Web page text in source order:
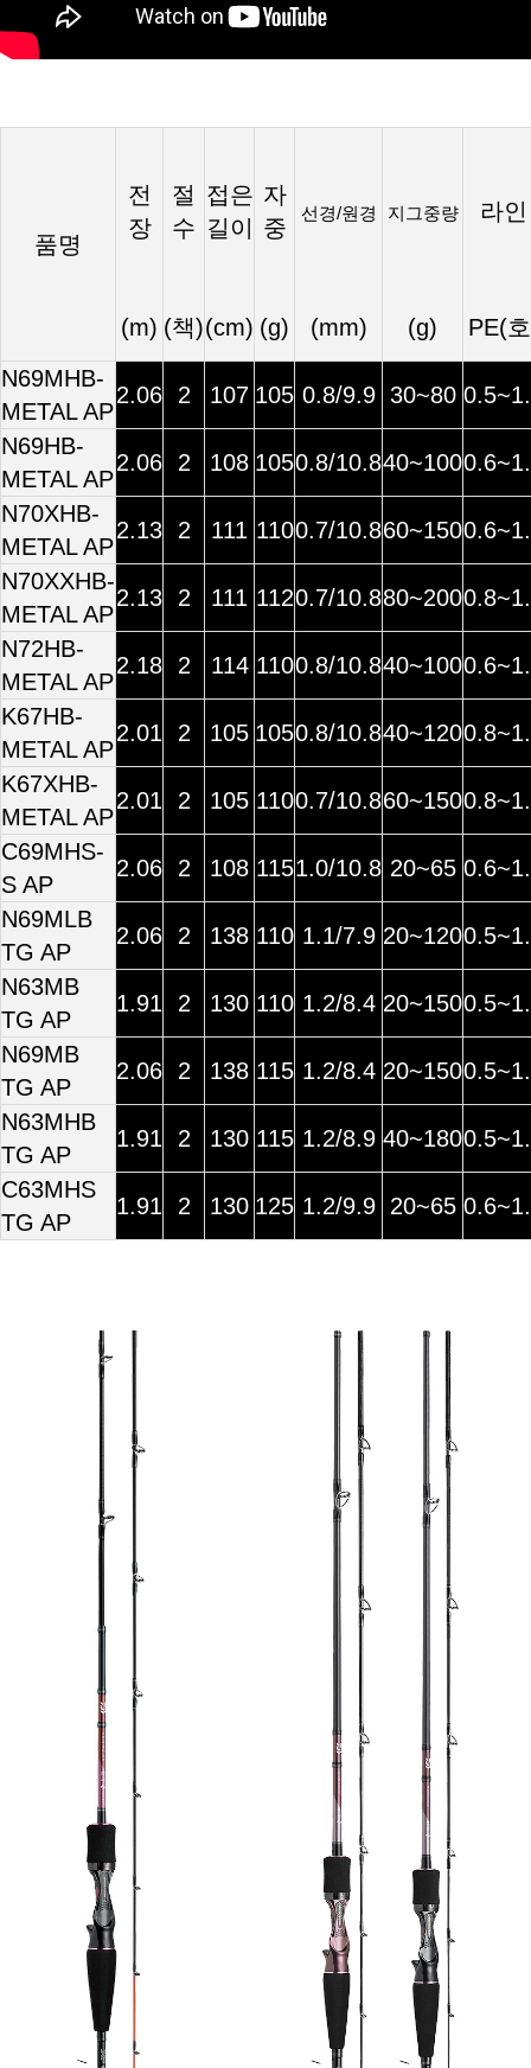
품명
전
장
절
수
접은
길이
자
중
선경/원경 지그중량 라인
(m) (책)(cm) (g) (mm) (g)
PE(
N69MHB-
METAL AP
2.06 2 107 105 0.8/9.9 30~80
N69HB-
METAL AP
2.06 2 108 1050.8/10.840~100
N70XHB-
METAL AP
2.13 2 111 1100.7/10.860~150
N70XXHB-
METAL AP
2.13 2 111 1120.7/10.880~200
N72HB-
METAL AP
2.18 2 114 1100.8/10.840~100
K67HB-
METAL AP
2.01 2 105 1050.8/10.840~120
K67XHB-
METAL AP
2.01 2 105 1100.7/10.860~150
C69MHS-
S AP
2.06 2 108 1151.0/10.8 20~65
N69MLB
TG AP
2.06 2 138 110 1.1/7.9 20~120
N63MB
TG AP
1.91 2 130 110 1.2/8.4 20~150
N69MB
TG AP
2.06 2 138 115 1.2/8.4 20~150
N63MHB
TG AP
1.91 2 130 115 1.2/8.9 40~180
C63MHS
TG AP
1.91 2 130 125 1.2/9.9 20~65